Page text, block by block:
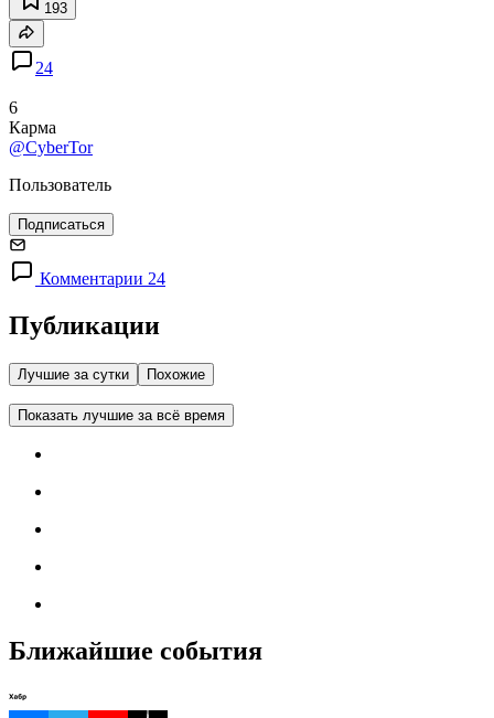
193
24
6
Карма
@CyberTor
Пользователь
Подписаться
Комментарии 24
Публикации
Лучшие за сутки Похожие
Показать лучшие за всё время
Ближайшие события